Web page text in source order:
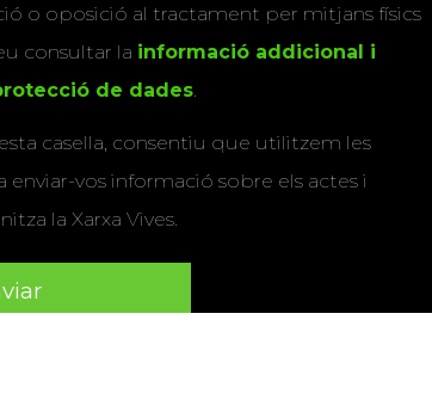
o oposició al tractament per mitjans físics
consultar la informació addicional i
de dades
casella, consentiu que utilitzem les
enviar-vos informació sobre els actes i
la Xarxa Vives.